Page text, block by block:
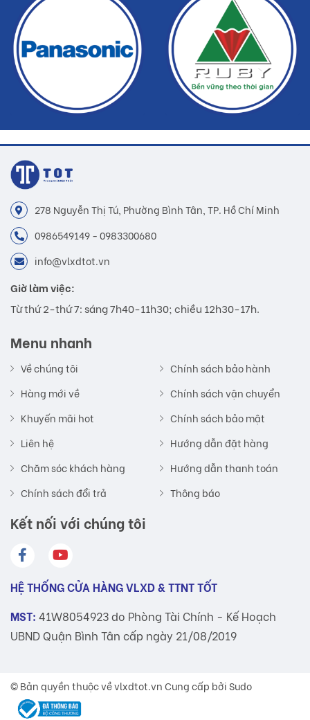
278 Nguyễn Thị Tú, Phường Bình Tân, TP. Hồ Chí Minh
0986549149 - 0983300680
info@vlxdtot.vn
Giờ làm việc:
Từ thứ 2-thứ 7: sáng 7h40-11h30; chiều 12h30-17h.
Menu nhanh
Về chúng tôi
Hàng mới về
Khuyến mãi hot
Liên hệ
Chăm sóc khách hàng
Chính sách đổi trả
Chính sách bảo hành
Chính sách vận chuyển
Chính sách bảo mật
Hướng dẫn đặt hàng
Hướng dẫn thanh toán
Thông báo
Kết nối với chúng tôi
HỆ THỐNG CỬA HÀNG VLXD & TTNT TỐT
MST: 41W8054923 do Phòng Tài Chính - Kế Hoạch
UBND Quận Bình Tân cấp ngày 21/08/2019
© Bản quyền thuộc vềvlxdtot.vnCung cấp bởi Sudo